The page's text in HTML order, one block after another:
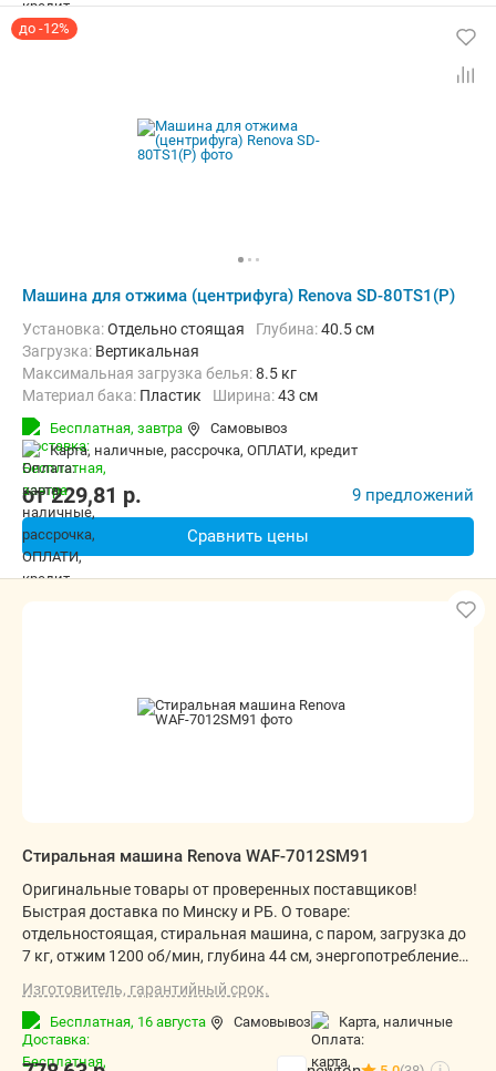
до -12%
Машина для отжима (центрифуга) Renova SD-80TS1(P)
Установка:Отдельно стоящая Глубина:40.5 см
загрузка: Вертикальная
Максимальная загрузка белья:8.5 кг
Материал бака: Пластик Ширина:43 см
Бесплатная, завтра
Самовывоз
карта, наличные, рассрочка, ОПЛАТИ, кредит
от229,81 p. 9 предложений
Сравнить цены
Стиральная машина Renova WAF-7012SM91
Оригинальные товары от проверенных поставщиков!
Быстрая доставка по Минску и РБ. О товаре:
отдельностоящая, стиральная машина, с паром, загрузка до
7 кг, отжим 1200 об/мин, глубина 44 см, энергопотребление
Изготовитель, гарантийный срок.
Бесплатная, 16 августа Самовывоз карта, наличные